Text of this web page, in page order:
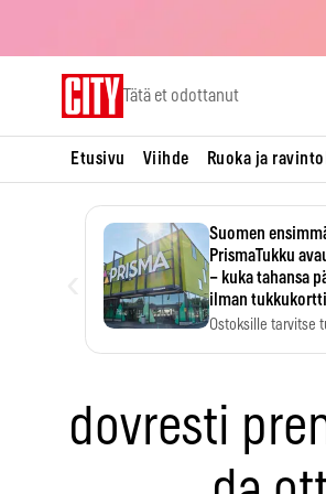
Tätä et odottanut
Etusivu Viihde Ruoka ja
Suomen
PrismaTukku
– kuka tahansa
ilman
Ostoksille tarvitse
dovresti